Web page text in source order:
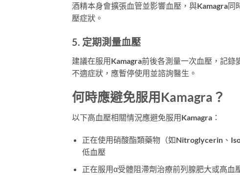
酒精本身會擴張血管並影響血壓，與Kamagra
壓症狀。
5. 定期測量血壓
建議在服用Kamagra前後各測量一次血壓，記
不適症狀，應暫停使用並諮詢醫生。
何時應避免服用Kamagra？
以下高血壓相關情況應避免服用Kamagra：
正在使用硝酸酯類藥物（如Nitroglycerin、
低血壓
正在服用α受體阻滯劑治療前列腺肥大或高血